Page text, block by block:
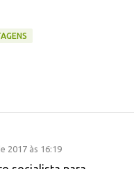
2017 às 16:19